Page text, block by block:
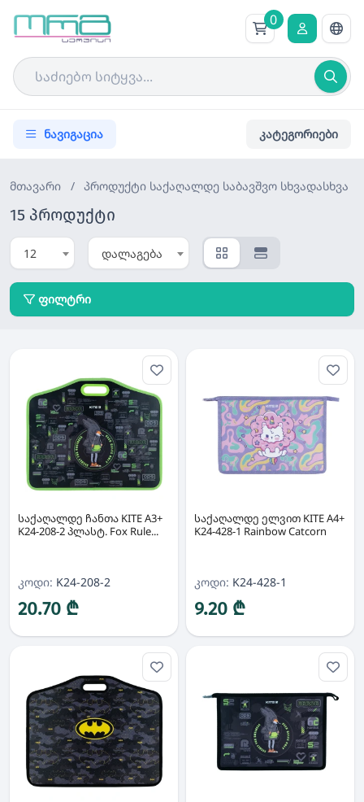
0
ნავიგაცია კატეგორიები
მთავარი / პროდუქტი საქაღალდე საბავშვო სხვადასხვა
15 პროდუქტი
12 დალაგება
ფილტრი
საქაღალდე ჩანთა KITE A3+
K24-208-2 პლასტ. Fox Rule...
კოდი: K24-208-2
20.70 ₾
საქაღალდე ელვით KITE A4+
K24-428-1 Rainbow Catcorn
კოდი: K24-428-1
9.20 ₾